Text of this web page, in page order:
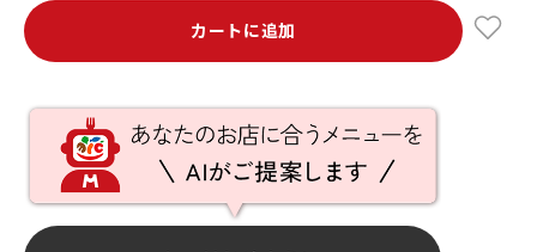
カートに追加